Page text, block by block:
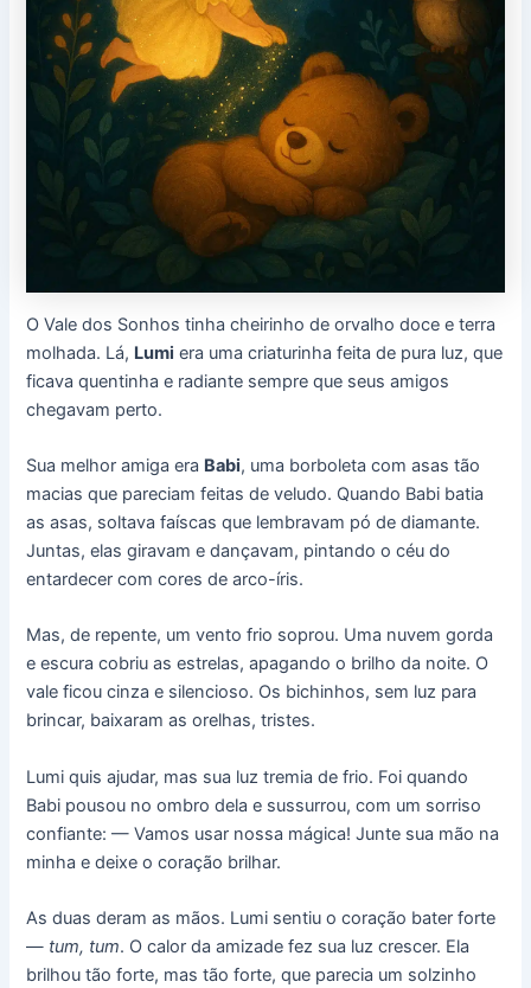
O Vale dos Sonhos tinha cheirinho de orvalho doce e terra
molhada. Lá, Lumi era uma criaturinha feita de pura luz, que
ficava quentinha e radiante sempre que seus amigos
chegavam perto.
Sua melhor amiga era Babi, uma borboleta com asas tão
macias que pareciam feitas de veludo. Quando Babi batia
as asas, soltava faíscas que lembravam pó de diamante.
Juntas, elas giravam e dançavam, pintando o céu do
entardecer com cores de arco-íris.
Mas, de repente, um vento frio soprou. Uma nuvem gorda
e escura cobriu as estrelas, apagando o brilho da noite. O
vale ficou cinza e silencioso. Os bichinhos, sem luz para
brincar, baixaram as orelhas, tristes.
Lumi quis ajudar, mas sua luz tremia de frio. Foi quando
Babi pousou no ombro dela e sussurrou, com um sorriso
confiante: — Vamos usar nossa mágica! Junte sua mão na
minha e deixe o coração brilhar.
As duas deram as mãos. Lumi sentiu o coração bater forte
— tum, tum. O calor da amizade fez sua luz crescer. Ela
brilhou tão forte, mas tão forte, que parecia um solzinho